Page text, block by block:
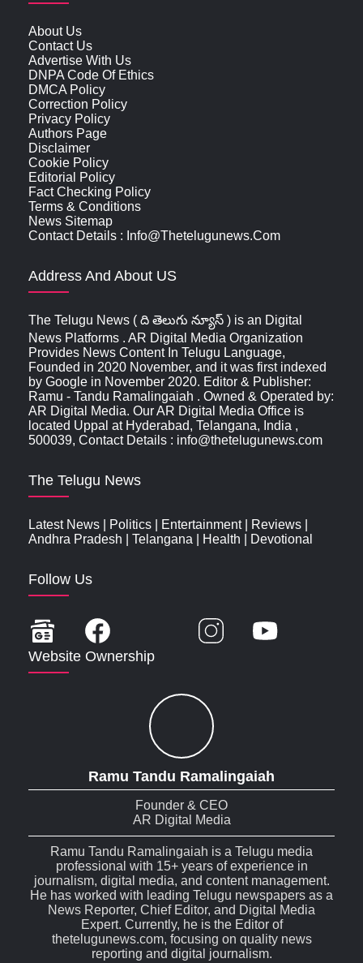
About Us
Contact Us
Advertise With Us
DNPA Code Of Ethics
DMCA Policy
Correction Policy
Privacy Policy
Authors Page
Disclaimer
Cookie Policy
Editorial Policy
Fact Checking Policy
Terms & Conditions
News Sitemap
Contact Details : Info@thetelugunews.com
Address And About US
The Telugu News ( ది తెలుగు న్యూస్‌ ) is an Digital
News Platforms . AR Digital Media Organization
Provides News Content In Telugu Language,
Founded in 2020 November, and it was first indexed
by Google in November 2020. Editor & Publisher:
Ramu - Tandu Ramalingaiah . Owned & Operated by:
AR Digital Media. Our AR Digital Media Office is
located Uppal at Hyderabad, Telangana, India ,
500039, Contact Details : info@thetelugunews.com
The Telugu News
Latest News Politics Entertainment| Reviews
Andhra Pradesh
Telangana Health Devotional
Follow Us
Website Ownership
Ramu Tandu Ramalingaiah
Founder & CEO
AR Digital Media
Ramu Tandu Ramalingaiah is a Telugu media
professional with 15+ years of experience in
journalism, digital media, and content management.
He has worked with leading Telugu newspapers as a
News Reporter, Chief Editor, and Digital Media
Expert. Currently, he is the Editor of
thetelugunews.com, focusing on quality news
reporting and digital journalism.